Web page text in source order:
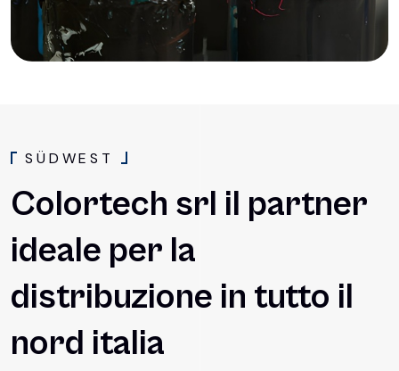
S ÜD WES T
Colortech srl il partner
ideale per la
distribuzione in tutto il
nord italia